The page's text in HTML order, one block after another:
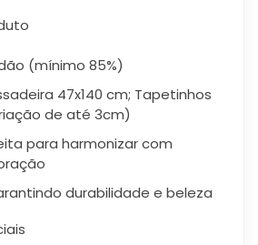
(mínimo 85%)
47x140 cm; Tapetinhos
de até 3cm)
para harmonizar com
durabilidade e beleza